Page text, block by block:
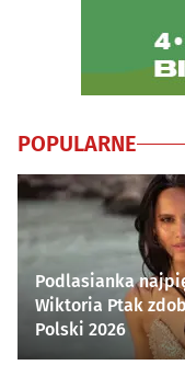
POPULARNE
Podlasianka
Wiktoria Ptak
Polski 2026